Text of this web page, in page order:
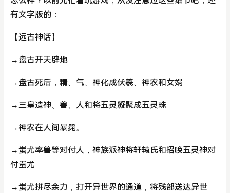
有文字版的：
【远古神话】
→盘古开天辟地
→盘古死后，精、气、神化成伏羲、神农和女娲
→三皇造神、兽、人和将五灵凝聚成五灵珠
→神农在人间暴毙。
→蚩尤率兽等对付人，神族派神将轩辕氏和招唤五灵神对
付蚩尤
→蚩尤拼尽余力，打开异世界的通道，将残部送达异世